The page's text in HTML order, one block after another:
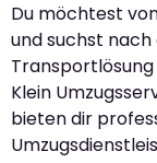
Du möchtest
und suchst
Klein
bieten dir